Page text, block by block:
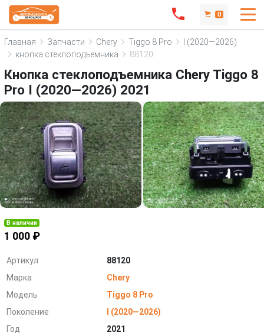
0
Главная Запчасти Chery Tiggo 8 Pro
I (2020—2026)
кнопка стеклоподъемника
88120
Кнопка стеклоподъемника Chery Tiggo 8
Pro I (2020—2026) 2021
В наличии
1 000 ₽
Артикул
88120
Марка
Chery
Модель
Tiggo 8 Pro
Поколение
I (2020—2026)
Год
2021